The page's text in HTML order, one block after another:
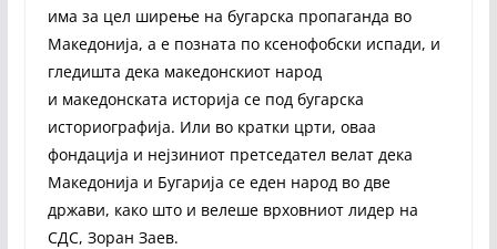
има за цел ширење на бугарска пропаганда во
Македонија, а е позната по ксенофобски испади, и
гледишта дека македонскиот народ
и македонската историја се под бугарска
историографија. Или во кратки црти, оваа
фондација и нејзиниот претседател велат дека
Македонија и Бугарија се еден народ во две
држави, како што и велеше врховниот лидер на
СДС, Зоран Заев.